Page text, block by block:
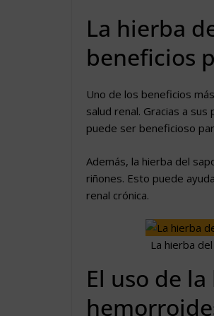
La hierba
beneficios
Uno de los beneficios
salud renal. Gracias a
puede ser beneficioso
Además, la hierba del
riñones. Esto puede
renal crónica.
La hierba
El uso de